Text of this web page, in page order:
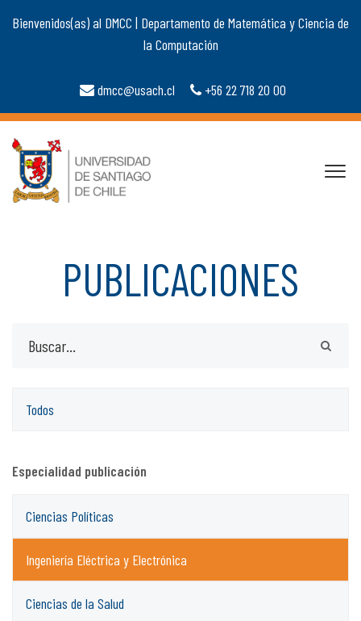
Bienvenidos(as) al DMCC | Departamento de Matemática y Ciencia de
la Computación
dmcc@usach.cl +56 22 718 20 00
PUBLICACIONES
Todos
Especialidad publicación
Ciencias Políticas
Ingeniería Eléctrica y Electrónica
Ciencias de la Salud